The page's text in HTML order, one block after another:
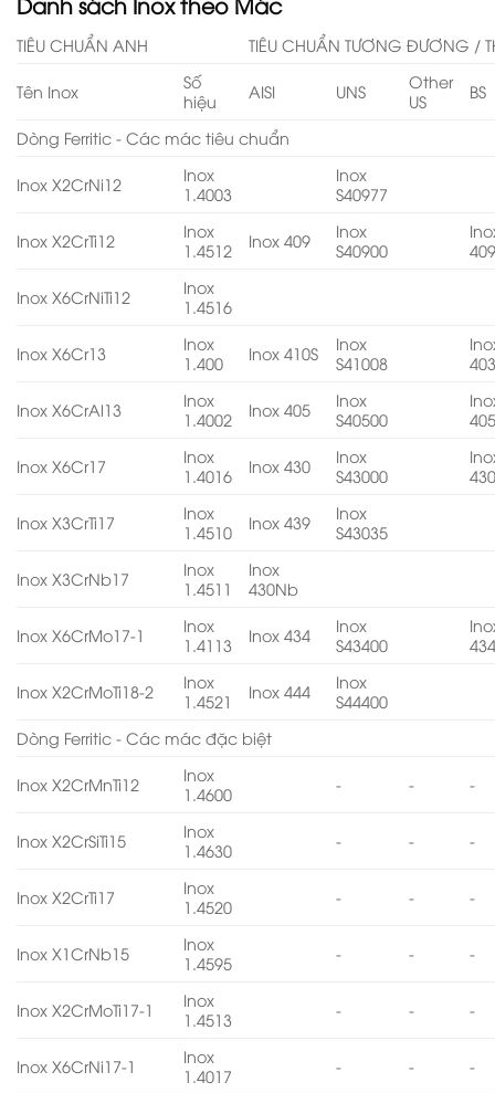
TIÊU CHUẨN ANH TIÊU CHUẨN TƯƠNG ĐƯƠNG /
Tên Inox
Số
hiệu
AISI UNS
Other
US
BS
Dòng Ferritic - Các mác tiêu chuẩn
Inox X2CrNi12
Inox
1.4003
Inox
S40977
Inox X2CrTi12
Inox
1.4512
Inox 409
Inox
S40900
Inox X6CrNiTi12
Inox
1.4516
Inox X6Cr13
Inox
1.400
Inox 410S
Inox
S41008
Inox X6CrAl13
Inox
1.4002
Inox 405
Inox
S40500
Inox X6Cr17
Inox
1.4016
Inox 430
Inox
S43000
Inox X3CrTi17
Inox
1.4510
Inox 439
Inox
S43035
Inox X3CrNb17
Inox
1.4511
Inox
430Nb
Inox X6CrMo17-1
Inox
1.4113
Inox 434
Inox
S43400
Inox X2CrMoTi18-2
Inox
1.4521
Inox 444
Inox
S44400
Dòng Ferritic - Các mác đặc biệt
Inox X2CrMnTi12
Inox
1.4600
- - -
Inox X2CrSiTi15
Inox
1.4630
- - -
Inox X2CrTi17
Inox
1.4520
- - -
Inox X1CrNb15
Inox
1.4595
- - -
Inox X2CrMoTi17-1
Inox
1.4513
- - -
Inox X6CrNi17-1
Inox
1.4017
- - -